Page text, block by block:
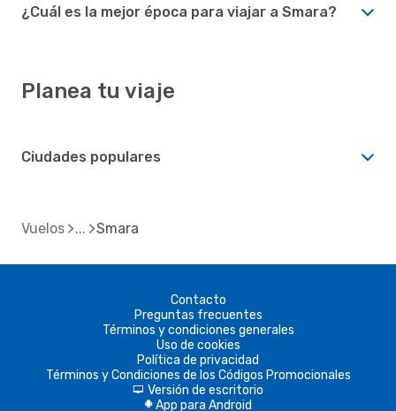
¿Cuál es la mejor época para viajar a Smara?
Planea tu viaje
Ciudades populares
Vuelos Smara
Contacto
Preguntas frecuentes
Términos y condiciones generales
Uso de cookies
Política de privacidad
Términos y Condiciones de los Códigos Promocionales
d Versión de escritorio
A App para Android